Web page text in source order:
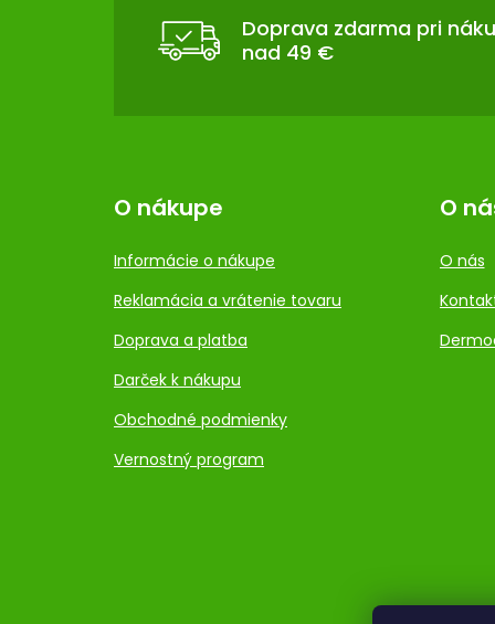
Doprava zdarma pri
nad 49 €
O nákupe
Informácie o nákupe
Reklamácia a vrátenie tovaru
Doprava a platba
Darček k nákupu
Obchodné podmienky
Vernostný program
O
O nás